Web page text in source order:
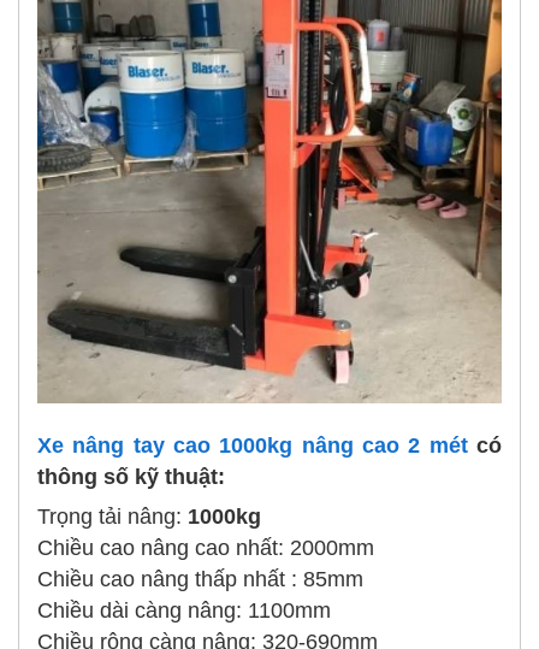
Xe nâng tay cao 1000kg nâng cao 2 métcó
thông số kỹ thuật:
Trọng tải nâng: 1000kg
Chiều cao nâng cao nhất: 2000mm
Chiều cao nâng thấp nhất : 85mm
Chiều dài càng nâng: 1100mm
Chiều rộng càng nâng: 320-690mm